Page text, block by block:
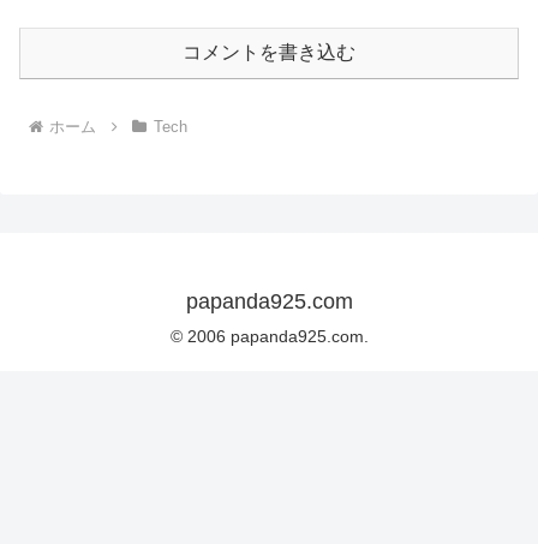
コメントを書き込む
ホーム Tech
papanda925.com
© 2006 papanda925.com.